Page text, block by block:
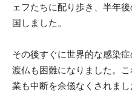
ェフたちに配り歩き、半年
国しました。
その後すぐに世界的な感染
渡仏も困難になりました。
業も中断を余儀なくされまし